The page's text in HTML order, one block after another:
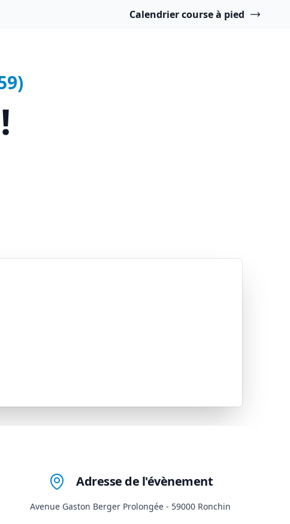
Calendrier course à pied
Adresse de l'évènement
Avenue Gaston Berger Prolongée - 59000 Ronchin